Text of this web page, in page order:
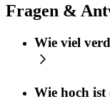
Fragen &
Wie viel
Wie hoch ist